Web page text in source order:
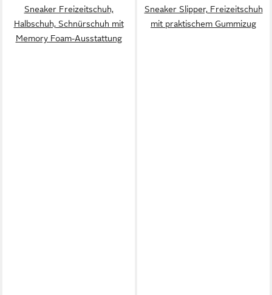
Sneaker Freizeitschuh,
Halbschuh, Schnürschuh mit
Memory Foam-Ausstattung
Sneaker Slipper, Freizeitschuh
mit praktischem Gummizug